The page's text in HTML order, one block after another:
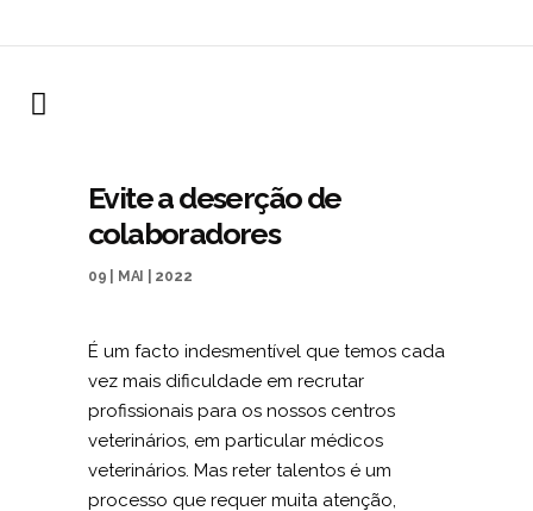
Evite a deserção de
colaboradores
09 | MAI | 2022
É um facto indesmentível que temos cada
vez mais dificuldade em recrutar
profissionais para os nossos centros
veterinários, em particular médicos
veterinários. Mas reter talentos é um
processo que requer muita atenção,